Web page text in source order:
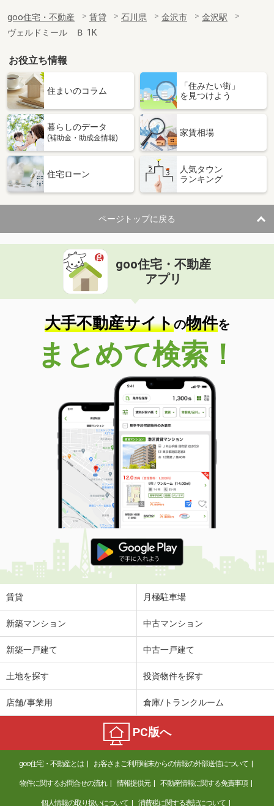
goo住宅・不動産 賃貸 石川県 金沢市
金沢駅
ヴェルドミール Ｂ 1K
お役立ち情報
住まいのコラム
「住みたい街」
を見つけよう
暮らしのデータ
(補助金・助成金情報)
家賃相場
住宅ローン
人気タウン
ランキング
ページトップに戻る
goo住宅・不動産
アプリ
大手不動産サイトの物件を
まとめて検索！
賃貸 月極駐車場
新築マンション 中古マンション
新築一戸建て 中古一戸建て
土地を探す 投資物件を探す
店舗/事業用 倉庫/トランクルーム
PC版へ
goo住宅・不動産とは お客さまご利用端末からの情報の外部送信について
物件に関するお問合せの流れ 情報提供元 不動産情報に関する免責事項
個人情報の取り扱いについて 消費税に関する表記について